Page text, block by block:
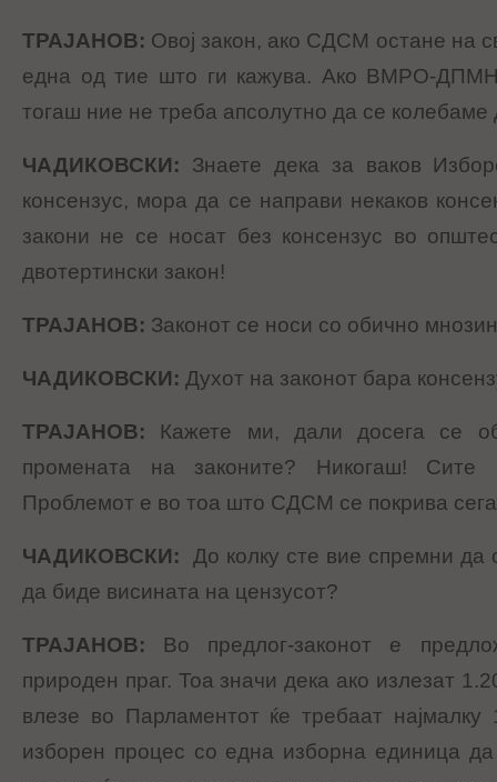
ТРАЈАНОВ: Овој закон, ако СДСМ остане на
една од тие што ги кажува. Ако ВМРО-
тогаш ние не треба апсолутно да се колебаме
ЧАДИКОВСКИ: Знаете дека за ваков
консензус, мора да се направи некаков
закони не се носат без консензус во
двотертински закон!
ТРАЈАНОВ: Законот се носи со обично
ЧАДИКОВСКИ: Духот на законот бара
ТРАЈАНОВ:
Кажете ми, дали досега се
промената на законите? Никогаш! Сите
Проблемот е во тоа што СДСМ се покрива
ЧАДИКОВСКИ: До колку сте вие спремни да
да биде висината на цензусот?
ТРАЈАНОВ:
Во предлог-законот е
природен праг. Тоа значи дека ако излезат
влезе во Парламентот ќе требаат најмалку
изборен процес со една изборна единица